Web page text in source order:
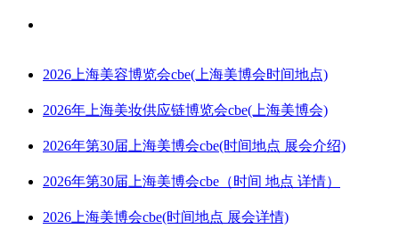
2026上海美容博览会cbe(上海美博会时间地点)
2026年上海美妆供应链博览会cbe(上海美博会)
2026年第30届上海美博会cbe(时间地点 展会介绍)
2026年第30届上海美博会cbe（时间 地点 详情）
2026上海美博会cbe(时间地点 展会详情)